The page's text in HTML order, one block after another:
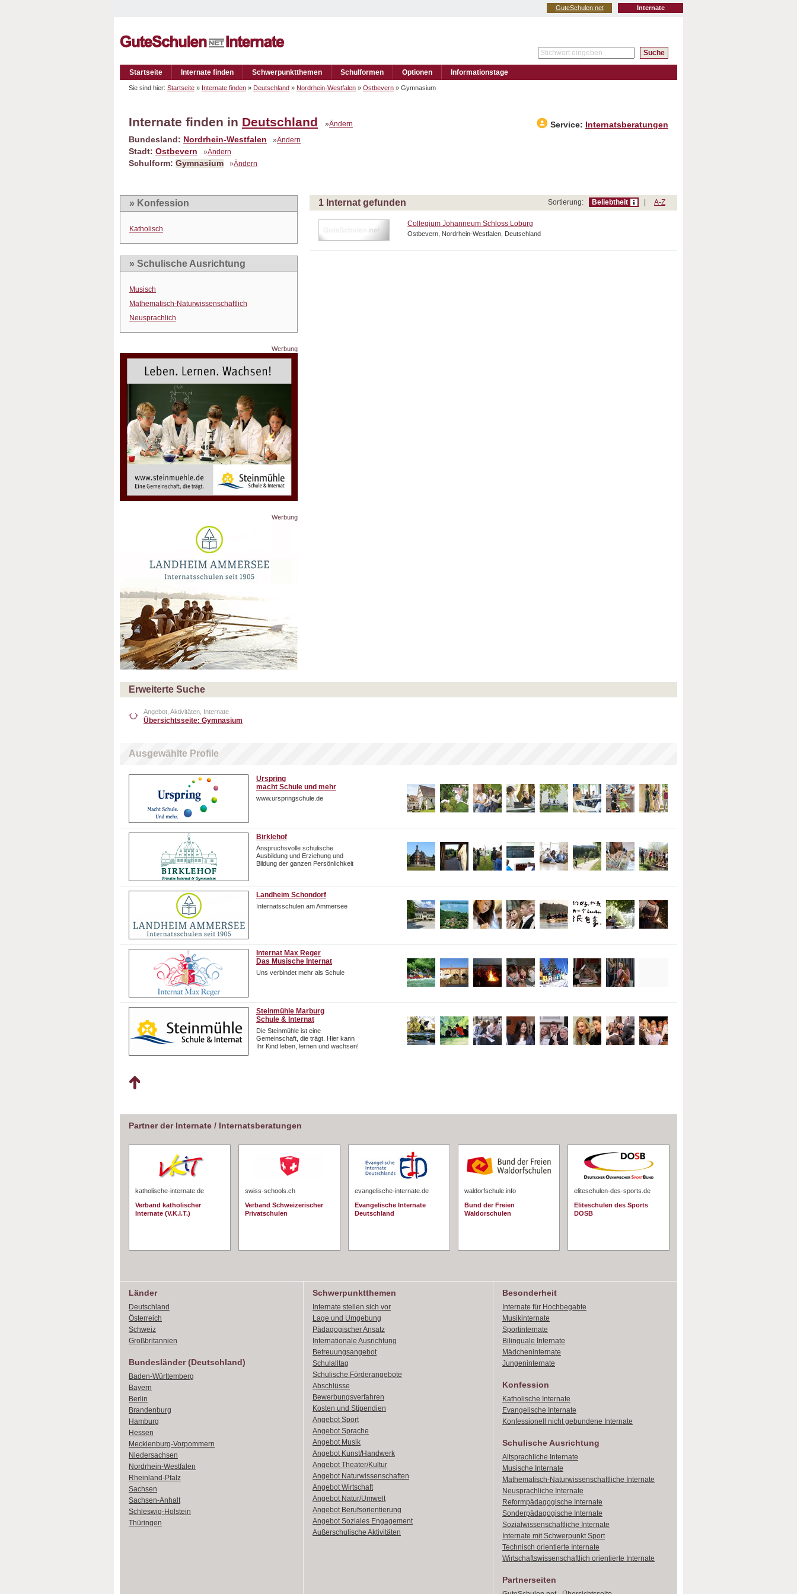
Internate
GuteSchulen.net
Startseite Internate finden Schwerpunktthemen Schulformen Optionen Informationstage
Sie sind hier: Startseite » Internate finden » Deutschland » Nordrhein-Westfalen » Ostbevern » Gymnasium
Internate finden in Deutschland »Ändern Service:
Internatsberatungen
Bundesland: Nordrhein-Westfalen »Ändern
Stadt: Ostbevern »Ändern
Schulform: Gymnasium »Ändern
» Konfession
Katholisch
» Schulische Ausrichtung
Musisch
Mathematisch-Naturwissenschaftlich
Neusprachlich
Werbung
Werbung
1 Internat gefunden Sortierung: Beliebtheit A-Z
Collegium Johanneum Schloss Loburg
Ostbevern, Nordrhein-Westfalen, Deutschland
Erweiterte Suche
Angebot, Aktivitäten, Internate
Übersichtsseite: Gymnasium
Ausgewählte Profile
Urspring
macht Schule und mehr
www.urspringschule.de
Birklehof
Anspruchsvolle schulische
Ausbildung und Erziehung und
Bildung der ganzen Persönlichkeit
Landheim Schondorf
Internatsschulen am Ammersee
Internat Max Reger
Das Musische Internat
Uns verbindet mehr als Schule
Steinmühle Marburg
Schule & Internat
Die Steinmühle ist eine
Gemeinschaft, die trägt. Hier kann
Ihr Kind leben, lernen und wachsen!
Partner der Internate / Internatsberatungen
katholische-internate.de
Verband katholischer
Internate (V.K.I.T.)
swiss-schools.ch
Verband Schweizerischer
Privatschulen
evangelische-internate.de
Evangelische Internate
Deutschland
waldorfschule.info
Bund der Freien
Waldorschulen
eliteschulen-des-sports.de
Eliteschulen des Sports
DOSB
Länder
Deutschland
Österreich
Schweiz
Großbritannien
Bundesländer (Deutschland)
Baden-Württemberg
Bayern
Berlin
Brandenburg
Hamburg
Hessen
Mecklenburg-Vorpommern
Niedersachsen
Nordrhein-Westfalen
Rheinland-Pfalz
Sachsen
Sachsen-Anhalt
Schleswig-Holstein
Thüringen
Schwerpunktthemen
Internate stellen sich vor
Lage und Umgebung
Pädagogischer Ansatz
Internationale Ausrichtung
Betreuungsangebot
Schulalltag
Schulische Förderangebote
Abschlüsse
Bewerbungsverfahren
Kosten und Stipendien
Angebot Sport
Angebot Sprache
Angebot Musik
Angebot Kunst/Handwerk
Angebot Theater/Kultur
Angebot Naturwissenschaften
Angebot Wirtschaft
Angebot Natur/Umwelt
Angebot Berufsorientierung
Angebot Soziales Engagement
Außerschulische Aktivitäten
Besonderheit
Internate für Hochbegabte
Musikinternate
Sportinternate
Bilinguale Internate
Mädcheninternate
Jungeninternate
Konfession
Katholische Internate
Evangelische Internate
Konfessionell nicht gebundene Internate
Schulische Ausrichtung
Altsprachliche Internate
Musische Internate
Mathematisch-Naturwissenschaftliche Internate
Neusprachliche Internate
Reformpädagogische Internate
Sonderpädagogische Internate
Sozialwissenschaftliche Internate
Internate mit Schwerpunkt Sport
Technisch orientierte Internate
Wirtschaftswissenschaftlich orientierte Internate
Partnerseiten